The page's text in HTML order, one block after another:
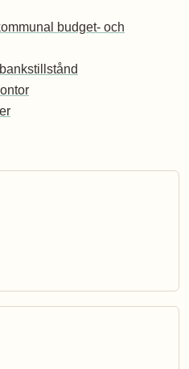
budget- och